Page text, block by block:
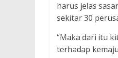
harus jelas
sekitar 30
“Maka dari itu
terhadap